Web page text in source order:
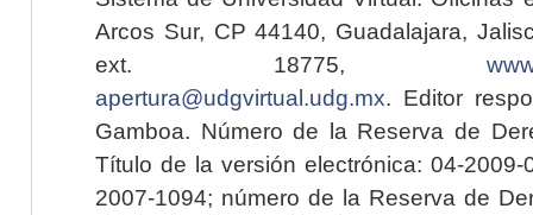
Arcos Sur, CP 44140, Guadalajara,
ext. 18775,
apertura@udgvirtual.udg.mx. Editor
Gamboa. Número de la Reserva de
Título de la versión electrónica: 04-2009-
2007-1094; número de la Reserva de